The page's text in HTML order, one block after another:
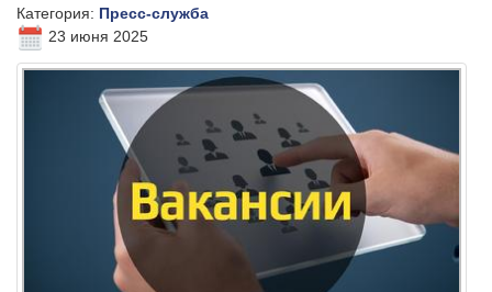
Категория: Пресс-служба
23 июня 2025